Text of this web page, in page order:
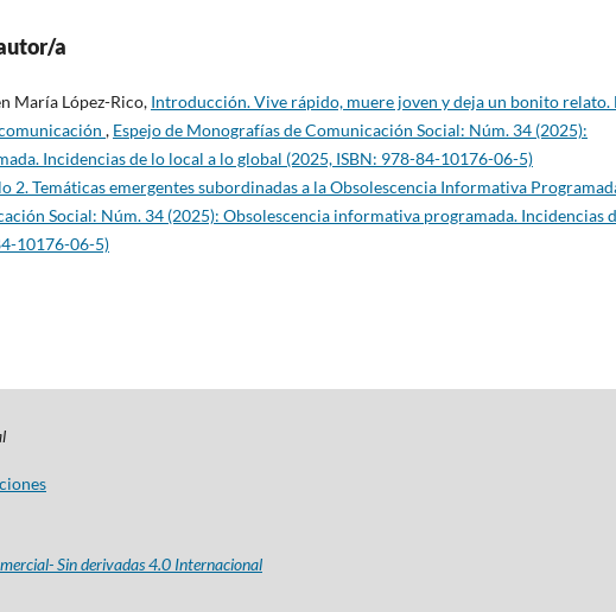
a
María López-Rico, Introducción. Vive rápido, muere joven y deja un bonito relato.
, Espejo de Monografías de Comunicación Social: Núm. 34 (2025):
Incidencias de lo local a lo global (2025, ISBN: 978-84-10176-06-5)
2. Temáticas emergentes subordinadas a la Obsolescencia Informativa
Social: Núm. 34 (2025): Obsolescencia informativa programada. Incidencias
10176-06-5)
Sin derivadas 4.0 Internacional